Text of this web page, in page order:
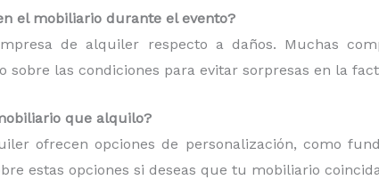
el mobiliario durante el evento?
de alquiler respecto a daños. Muchas
sobre las condiciones para evitar sorpresas en la
que alquilo?
ofrecen opciones de personalización, como
estas opciones si deseas que tu mobiliario